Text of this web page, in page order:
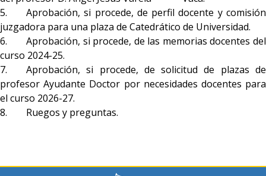
5. Aprobación, si procede, de perfil docente y comisión
juzgadora para una plaza de Catedrático de Universidad.
6. Aprobación, si procede, de las memorias docentes del
curso 2024-25.
7. Aprobación, si procede, de solicitud de plazas de
profesor Ayudante Doctor por necesidades docentes para
el curso 2026-27.
8. Ruegos y preguntas.